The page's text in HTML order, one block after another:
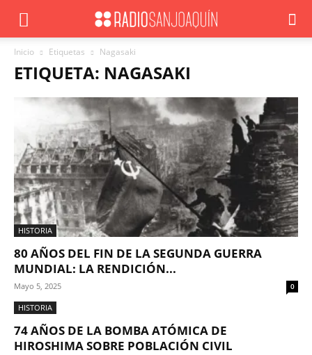
Inicio Etiquetas Nagasaki
ETIQUETA: NAGASAKI
HISTORIA
80 AÑOS DEL FIN DE LA SEGUNDA GUERRA
MUNDIAL: LA RENDICIÓN...
Mayo 5, 2025 0
HISTORIA
74 AÑOS DE LA BOMBA ATÓMICA DE
HIROSHIMA SOBRE POBLACIÓN CIVIL